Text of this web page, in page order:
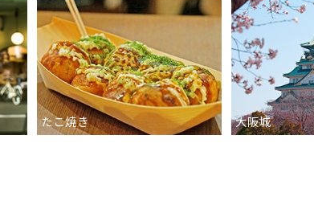
たこ焼き 大阪城